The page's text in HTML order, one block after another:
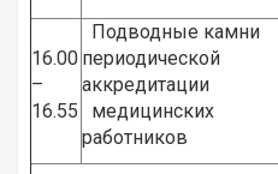
16.00
–
16.55
Подводные камни
периодической
аккредитации
медицинских
работников